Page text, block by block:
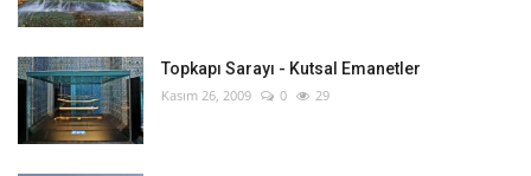
Topkapı Sarayı - Kutsal Emanetler
Kasım 26, 2009 0 29